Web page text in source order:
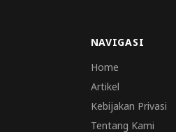
NAVIGASI
Home
Artikel
Kebijakan Privasi
Tentang Kami